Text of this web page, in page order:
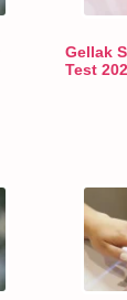
Gellak
Test